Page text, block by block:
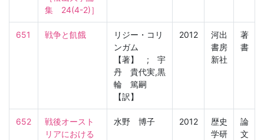
集　24(4-2)］
651 戦争と飢餓
リジー・コリ
ンガム
【著】 ; 宇
丹 貴代実,黒
輪 篤嗣
【訳】
2012
河出
書房
新社
著
書
652
戦後オースト
リアにおける
水野 博子 2012
歴史
学研
論
文